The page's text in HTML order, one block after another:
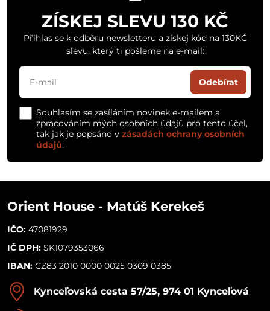
ZÍSKEJ SLEVU 130 KČ
Přihlas se k odběru newsletteru a získej kód na 130KČ
slevu, který ti pošleme na e-mail:
Odebírat
Souhlasím se zasíláním novinek e-mailem a
zpracováním mých osobních údajů pro tento účel,
tak jak je popsáno v zásadách ochrany osobních
údajů.
Orient House - Matúš Kerekeš
IČO: 47081929
IČ DPH: SK1079353066
IBAN: CZ83 2010 0000 0025 0309 0385
Kynceľovská cesta 57/25, 974 01 Kynceľová